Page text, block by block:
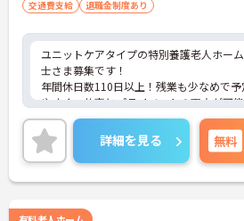
交通費支給 退職金制度あり
ユニットケアタイプの特別養護老人ホー
士さま募集です！
年間休日数110日以上！残業も少なめで予
やすく、仕事とプライベートの両立が可
ご興味ある方には、面接のポイントなど
細をお話致しますのでお気軽にご相談くだ
詳細を見る 無料